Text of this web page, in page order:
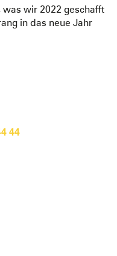
was wir 2022 geschafft
in das neue Jahr
44